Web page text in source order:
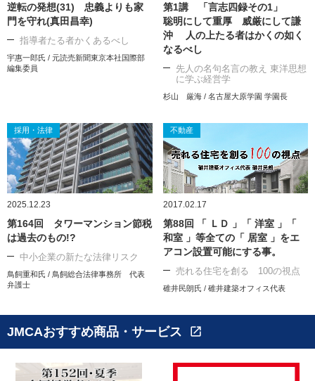
逆転の発想(31) 忠義よりも家
門を守れ(真田昌幸)
指導者たる者かくあるべし
宇惠一郎氏 / 元読売新聞東京本社国際部
編集委員
第1講 「言志四録その1」
聡明にして重厚 威厳にして謙
沖 人の上たる者はかくの如く
なるべし
先人の名句名言の教え 東洋思想
に学ぶ経営学
杉山 厳海 / 名古屋大原学園 学園長
採用・法律
2025.12.23
第164回 タワーマンション節税
は過去のもの!?
中小企業の新たな法律リスク
鳥飼重和氏 / 鳥飼総合法律事務所 代表
弁護士
不動産
2017.02.17
第88回 「 ＬＤ 」「 洋室 」「
和室 」等全ての「 居室 」をエ
アコン設置可能にする事。
売れる住宅を創る 100の視点
碓井民朗氏 / 碓井建築オフィス代表
JMCAおすすめ商品・サービス open_in_new